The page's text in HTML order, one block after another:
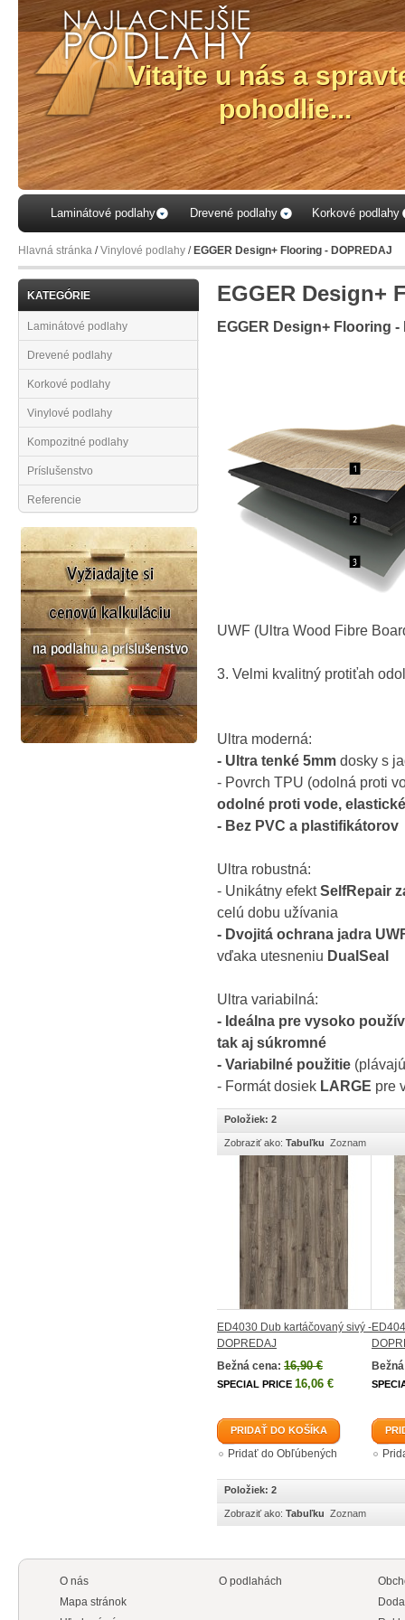
Laminátové podlahy Drevené podlahy Korkové podlahy
Hlavná stránka /Vinylové podlahy / EGGER Design+ Flooring - DOPREDAJ
KATEGÓRIE
Laminátové podlahy
Drevené podlahy
Korkové podlahy
Vinylové podlahy
Kompozitné podlahy
Príslušenstvo
Referencie
EGGER Design+
EGGER Design+ Flooring -
UWF (Ultra Wood Fibre
3. Velmi kvalitný protiťah
Ultra moderná:
- Ultra tenké 5mm dosky s
- Povrch TPU (odolná proti
odolné proti vode,
- Bez PVC a plastifikátorov
Ultra robustná:
- Unikátny efektSelfRepair
celú dobu užívania
- Dvojitá ochrana jadra
vďaka utesneniu DualSeal
Ultra variabilná:
- Ideálna pre vysoko
tak aj súkromné
- Variabilné použitie
- Formát dosiek LARGE pre
Položiek: 2
Zobraziť ako: Tabuľku Zoznam
ED4030 Dub kartáčovaný sivý -
DOPREDAJ
Bežná cena: 16,90 €
SPECIAL PRICE 16,06 €
PRIDAŤ DO KOŠÍKA
Pridať do Obľúbených
Položiek: 2
Zobraziť ako: Tabuľku Zoznam
O nás
Mapa stránok
O podlahách